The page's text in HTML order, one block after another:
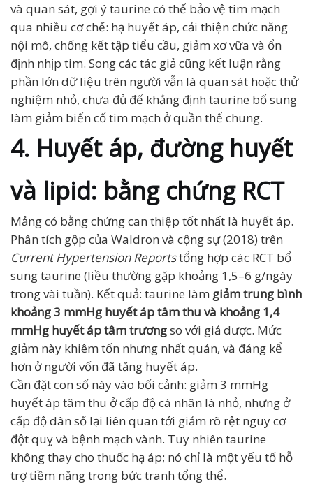
và quan sát, gợi ý taurine có thể bảo vệ tim mạch
qua nhiều cơ chế: hạ huyết áp, cải thiện chức năng
nội mô, chống kết tập tiểu cầu, giảm xơ vữa và ổn
định nhịp tim. Song các tác giả cũng kết luận rằng
phần lớn dữ liệu trên người vẫn là quan sát hoặc thử
nghiệm nhỏ, chưa đủ để khẳng định taurine bổ sung
làm giảm biến cố tim mạch ở quần thể chung.
4. Huyết áp, đường huyết
và lipid: bằng chứng RCT
Mảng có bằng chứng can thiệp tốt nhất là huyết áp.
Phân tích gộp của Waldron và cộng sự (2018) trên
Current Hypertension Reportstổng hợp các RCT bổ
sung taurine (liều thường gặp khoảng 1,5–6 g/ngày
trong vài tuần). Kết quả: taurine làm giảm trung bình
khoảng 3 mmHg huyết áp tâm thu và khoảng 1,4
mmHg huyết áp tâm trươngso với giả dược. Mức
giảm này khiêm tốn nhưng nhất quán, và đáng kể
hơn ở người vốn đã tăng huyết áp.
Cần đặt con số này vào bối cảnh: giảm 3 mmHg
huyết áp tâm thu ở cấp độ cá nhân là nhỏ, nhưng ở
cấp độ dân số lại liên quan tới giảm rõ rệt nguy cơ
đột quỵ và bệnh mạch vành. Tuy nhiên taurine
không thay cho thuốc hạ áp; nó chỉ là một yếu tố hỗ
trợ tiềm năng trong bức tranh tổng thể.